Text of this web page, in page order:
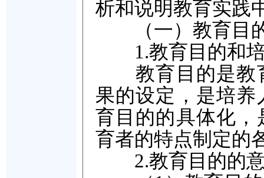
析和说明教育实践
（一）教育目
1.教育目的和培
教育目的是教
果的设定，是培
育目的的具体化
育者的特点制定的
2.教育目的的